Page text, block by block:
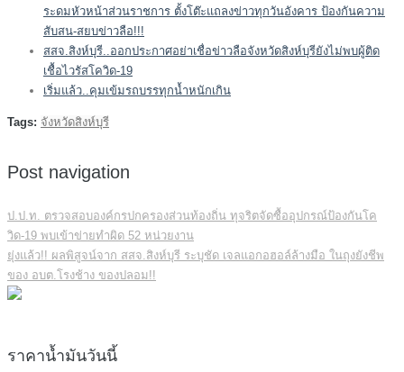
ระดมหัวหน้าส่วนราชการ ตั้งโต๊ะแถลงข่าวทุกวันอังคาร ป้องกันความ
สับสน-สยบข่าวลือ!!!
สสจ.สิงห์บุรี..ออกประกาศอย่าเชื่อข่าวลือจังหวัดสิงห์บุรียังไม่พบผู้ติด
เชื้อไวรัสโควิด-19
เริ่มแล้ว..คุมเข้มรถบรรทุกน้ำหนักเกิน
Tags: จังหวัดสิงห์บุรี
Post navigation
ป.ป.ท. ตรวจสอบองค์กรปกครองส่วนท้องถิ่น ทุจริตจัดซื้ออุปกรณ์ป้องกันโค
วิด-19 พบเข้าข่ายทำผิด 52 หน่วยงาน
ยุ่งแล้ว!! ผลพิสูจน์จาก สสจ.สิงห์บุรี ระบุชัด เจลแอกอฮอล์ล้างมือ ในถุงยังชีพ
ของ อบต.โรงช้าง ของปลอม!!
ราคาน้ำมันวันนี้